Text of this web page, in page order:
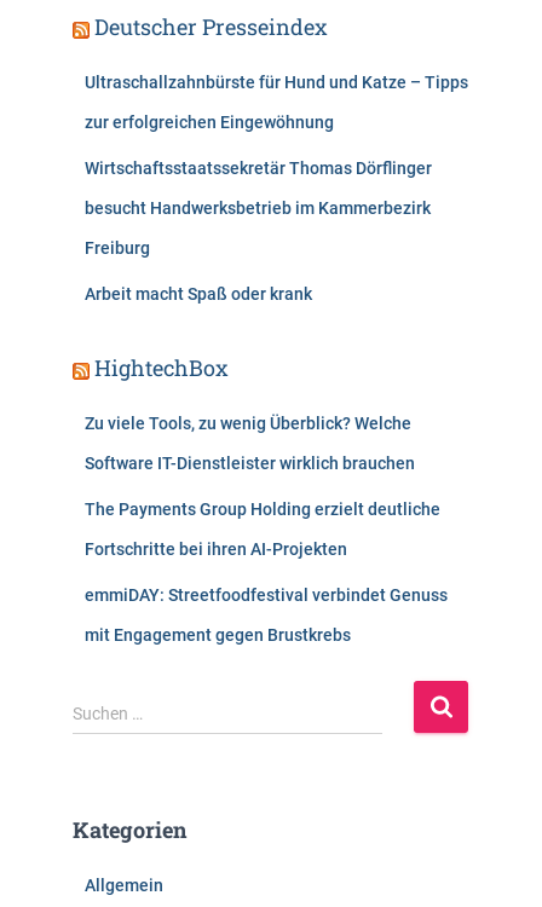
Deutscher Presseindex
Ultraschallzahnbürste für Hund und Katze – Tipps
zur erfolgreichen Eingewöhnung
Wirtschaftsstaatssekretär Thomas Dörflinger
besucht Handwerksbetrieb im Kammerbezirk
Freiburg
Arbeit macht Spaß oder krank
HightechBox
Zu viele Tools, zu wenig Überblick? Welche
Software IT-Dienstleister wirklich brauchen
The Payments Group Holding erzielt deutliche
Fortschritte bei ihren AI-Projekten
emmiDAY: Streetfoodfestival verbindet Genuss
mit Engagement gegen Brustkrebs
S
u
n
Suchen …
Kategorien
Allgemein